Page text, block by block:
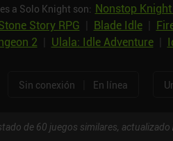
a Solo Knight son: Nonstop
Story RPG Blade Idle|
2 Ulala: Idle Adventure|
Sin conexión En línea
de 60 juegos similares, actualizado